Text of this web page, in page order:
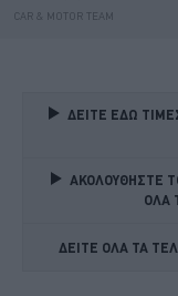
ΔΕΙΤΕ ΕΔΩ
ΑΚΟΛΟΥΘΗΣΤΕ
ΟΛΑ
ΔΕΙΤΕ ΟΛΑ ΤΑ